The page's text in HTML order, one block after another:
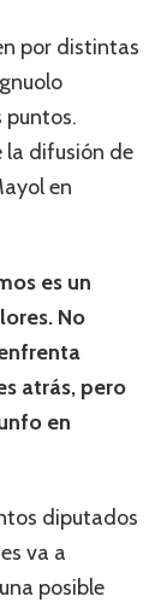
por distintas
puntos.
la difusión de
en
es un
No
atrás, pero
en
diputados
va a
posible